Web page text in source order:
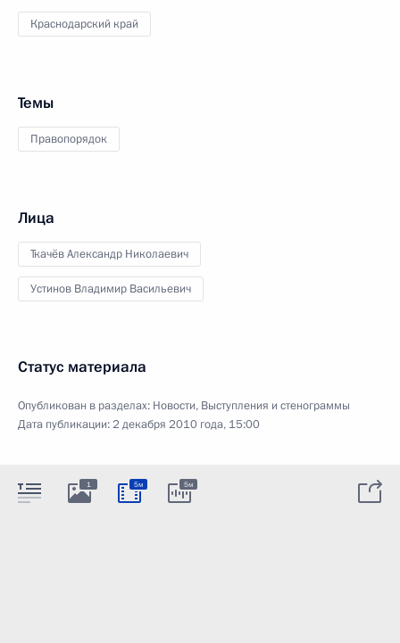
Краснодарский край
Темы
Правопорядок
Лица
Ткачёв Александр Николаевич
Устинов Владимир Васильевич
Статус материала
Опубликован в разделах: Новости, Выступления и стенограммы
Дата публикации:2 декабря 2010 года, 15:00
1 5м 5м